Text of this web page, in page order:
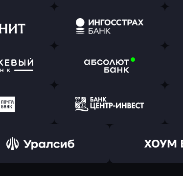
заявку
Оправить заявку
в Альфа-Банк
заявку
Банк
Оправить заявку
в Ингосстрах Банк
заявку
Оправить заявку
в Абсолют Банк
заявку
Банк
Оправить заявку